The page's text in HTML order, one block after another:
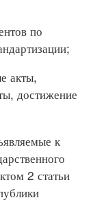
по
акты,
достижение
к
2 статьи